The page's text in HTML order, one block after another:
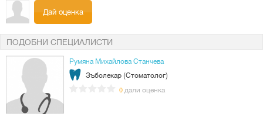
Дай оценка
ПОДОБНИ СПЕЦИАЛИСТИ
Румяна Михайлова Станчева
Зъболекар (Стоматолог)
0 дали оценка